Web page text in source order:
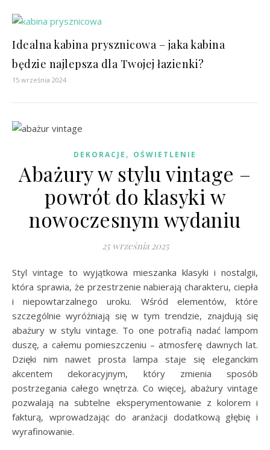
Idealna kabina prysznicowa – jaka kabina
będzie najlepsza dla Twojej łazienki?
15 września 2024
DEKORACJE , OŚWIETLENIE
Abażury w stylu vintage –
powrót do klasyki w
nowoczesnym wydaniu
25 września 2025
Styl vintage to wyjątkowa mieszanka klasyki i nostalgii,
która sprawia, że przestrzenie nabierają charakteru, ciepła
i niepowtarzalnego uroku. Wśród elementów, które
szczególnie wyróżniają się w tym trendzie, znajdują się
abażury w stylu vintage. To one potrafią nadać lampom
duszę, a całemu pomieszczeniu – atmosferę dawnych lat.
Dzięki nim nawet prosta lampa staje się eleganckim
akcentem dekoracyjnym, który zmienia sposób
postrzegania całego wnętrza. Co więcej, abażury vintage
pozwalają na subtelne eksperymentowanie z kolorem i
fakturą, wprowadzając do aranżacji dodatkową głębię i
wyrafinowanie.